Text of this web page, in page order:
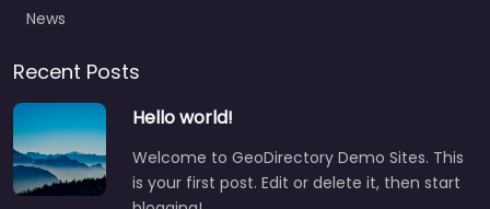
News
Recent Posts
Hello world!
Welcome to GeoDirectory Demo Sites. This
is your first post. Edit or delete it, then start